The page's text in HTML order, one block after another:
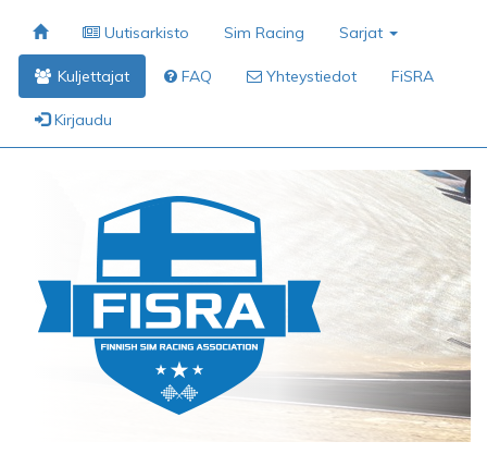
Uutisarkisto Sim Racing Sarjat
Kuljettajat FAQ Yhteystiedot FiSRA
Kirjaudu